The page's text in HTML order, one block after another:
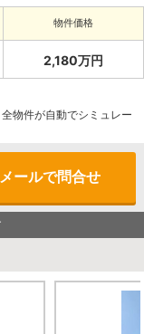
物件価格
2,180万円
物件が自動でシミュレー
メールで問合せ